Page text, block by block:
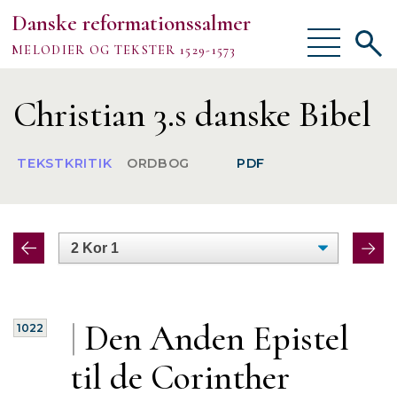
Danske reformationssalmer
MELODIER OG TEKSTER 1529-1573
Vis/skjul
menu
Om
TEKSTER
MELODIER
Vis/
Christian 3.s danske Bibel
TEKSTKRITIK ORDBOG PDF
|
1022 Den Anden Epistel
til de Corinther